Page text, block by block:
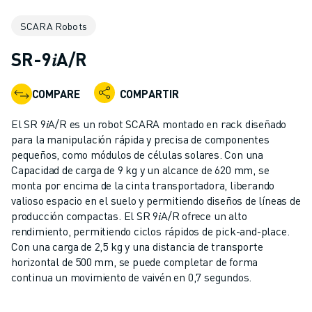
ROBOTS COLABORATIVOS
CONTROLADORES DE ROBOTS
ACCESORIOS PARA ROBOTS
SOFTWARE PARA ROBOTS
SOFTWARE DE SIMULACIÓN
ROBOTS EDUCATIVOS
AUTOMATIZACIÓN ROBÓTICA
ROBOTS DE SOLDADURA POR ARCO
ROBOTS ARTICULADOS
SERIE ARC MATE
SERIE M-900
ROBOTS DELTA
ROBOTS PARA ALIMENTOS Y SALAS BLANCAS
ROBOTS DE PINTURA
SCARA Robots
SR-9𝑖A/R
COMPARE COMPARTIR
El SR 9𝑖A/R es un robot SCARA montado en rack diseñado
para la manipulación rápida y precisa de componentes
pequeños, como módulos de células solares. Con una
Capacidad de carga de 9 kg y un alcance de 620 mm, se
monta por encima de la cinta transportadora, liberando
valioso espacio en el suelo y permitiendo diseños de líneas de
producción compactas. El SR 9𝑖A/R ofrece un alto
rendimiento, permitiendo ciclos rápidos de pick-and-place.
Con una carga de 2,5 kg y una distancia de transporte
horizontal de 500 mm, se puede completar de forma
continua un movimiento de vaivén en 0,7 segundos.